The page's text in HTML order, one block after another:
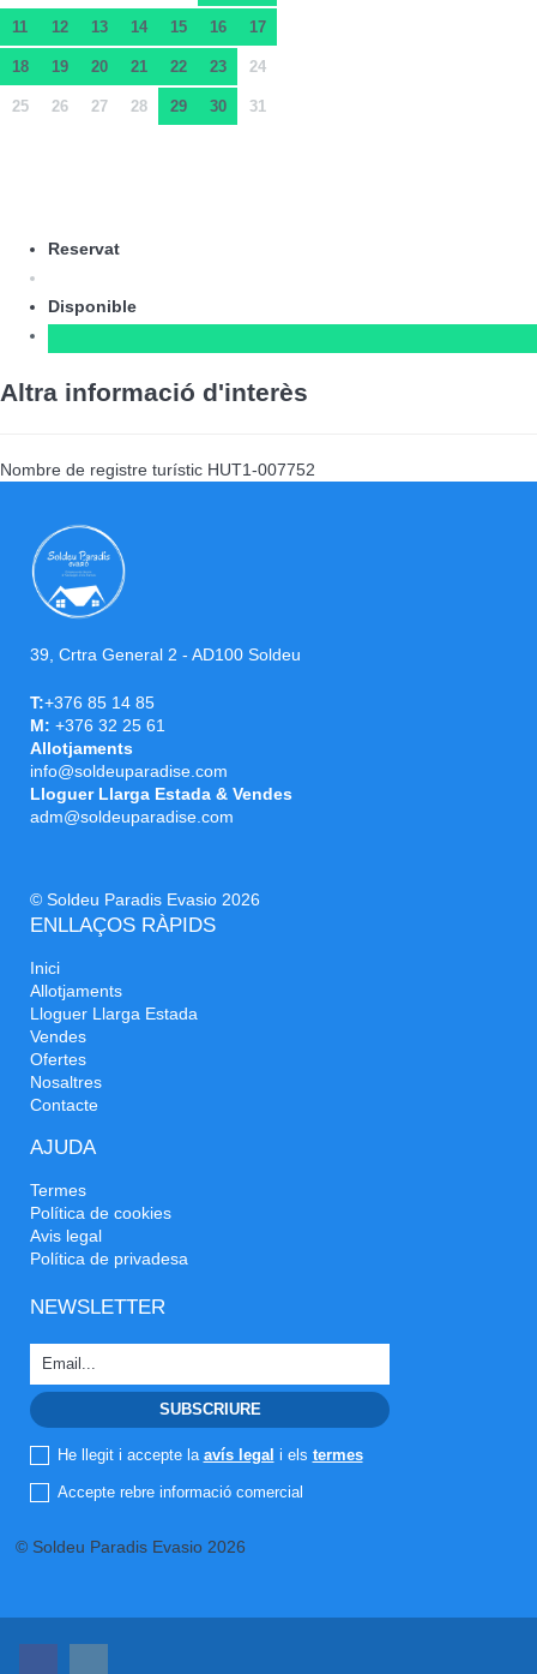
11 12 13 14 15 16 17
18 19 20 21 22 23 24
25 26 27 28 29 30 31
Reservat
Disponible
Altra informació d'interès
Nombre de registre turístic HUT1-007752
39, Crtra General 2 - AD100 Soldeu
T:+376 85 14 85
M: +376 32 25 61
Allotjaments
info@soldeuparadise.com
Lloguer Llarga Estada & Vendes
adm@soldeuparadise.com
© Soldeu Paradis Evasio 2026
ENLLAÇOS RÀPIDS
Inici
Allotjaments
Lloguer Llarga Estada
Vendes
Ofertes
Nosaltres
Contacte
AJUDA
Termes
Política de cookies
Avis legal
Política de privadesa
NEWSLETTER
He llegit i accepte la avís legal i els termes
Accepte rebre informació comercial
© Soldeu Paradis Evasio 2026